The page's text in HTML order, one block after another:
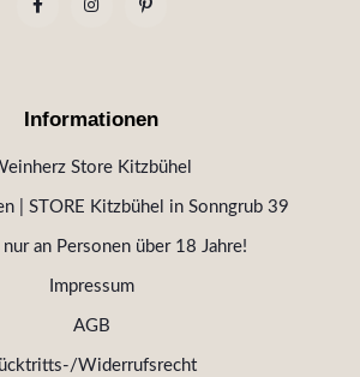
Informationen
Store Kitzbühel
| STORE Kitzbühel in Sonngrub 39
nur an Personen über 18 Jahre!
Impressum
AGB
Widerrufsrecht